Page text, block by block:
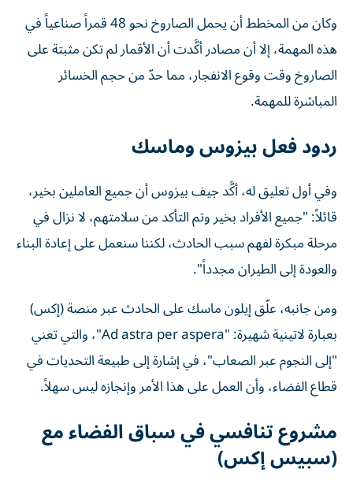
وكان من المخطط أن يحمل الصاروخ نحو 48 قمراً صناعياً في
هذه المهمة، إلا أن مصادر أكَّدت أن الأقمار لم تكن مثبتة على
الصاروخ وقت وقوع الانفجار، مما حدّ من حجم الخسائر
المباشرة للمهمة.
ردود فعل بيزوس وماسك
وفي أول تعليق له، أكَّد جيف بيزوس أن جميع العاملين بخير،
قائلاً: "جميع الأفراد بخير وتم التأكد من سلامتهم، لا نزال في
مرحلة مبكرة لفهم سبب الحادث، لكننا سنعمل على إعادة البناء
والعودة إلى الطيران مجدداً".
ومن جانبه، علّق إيلون ماسك على الحادث عبر منصة (إكس)
بعبارة لاتينية شهيرة: "Ad astra per aspera"، والتي تعني
"إلى النجوم عبر الصعاب"، في إشارة إلى طبيعة التحديات في
قطاع الفضاء، وأن العمل على هذا الأمر وإنجازه ليس سهلاً.
مشروع تنافسي في سباق الفضاء مع
(سبيس إكس)